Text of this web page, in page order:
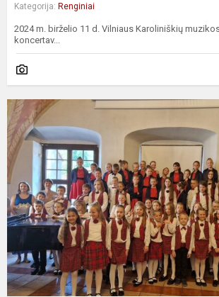
Kategorija: Renginiai
2024 m. birželio 11 d. Vilniaus Karoliniškių
koncertav...